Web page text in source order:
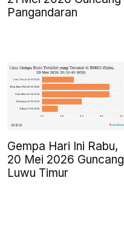
Pangandaran
Gempa Hari Ini Rabu,
20 Mei 2026 Guncang
Luwu Timur